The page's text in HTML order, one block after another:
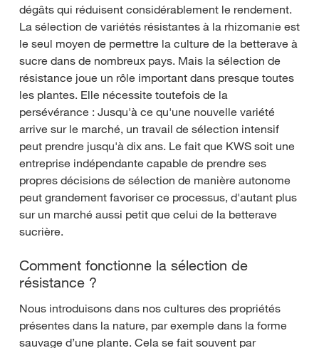
dégâts qui réduisent considérablement le rendement.
La sélection de variétés résistantes à la rhizomanie est
le seul moyen de permettre la culture de la betterave à
sucre dans de nombreux pays. Mais la sélection de
résistance joue un rôle important dans presque toutes
les plantes. Elle nécessite toutefois de la
persévérance : Jusqu'à ce qu'une nouvelle variété
arrive sur le marché, un travail de sélection intensif
peut prendre jusqu'à dix ans. Le fait que KWS soit une
entreprise indépendante capable de prendre ses
propres décisions de sélection de manière autonome
peut grandement favoriser ce processus, d'autant plus
sur un marché aussi petit que celui de la betterave
sucrière.
Comment fonctionne la sélection de
résistance ?
Nous introduisons dans nos cultures des propriétés
présentes dans la nature, par exemple dans la forme
sauvage d’une plante. Cela se fait souvent par